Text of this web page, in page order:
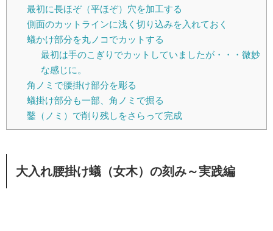
最初に長ほぞ（平ほぞ）穴を加工する
側面のカットラインに浅く切り込みを入れておく
蟻かけ部分を丸ノコでカットする
最初は手のこぎりでカットしていましたが・・・微妙
な感じに。
角ノミで腰掛け部分を彫る
蟻掛け部分も一部、角ノミで掘る
鑿（ノミ）で削り残しをさらって完成
大入れ腰掛け蟻（女木）の刻み～実践編